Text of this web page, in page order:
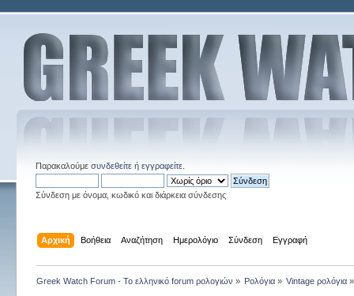
Παρακαλούμε συνδεθείτεή εγγραφείτε.
Σύνδεση με όνομα, κωδικό και διάρκεια σύνδεσης
Αρχική Βοήθεια Αναζήτηση Ημερολόγιο Σύνδεση Εγγραφή
Greek Watch Forum - Το ελληνικό forum ρολογιών » Ρολόγια » Vintage ρολόγια »